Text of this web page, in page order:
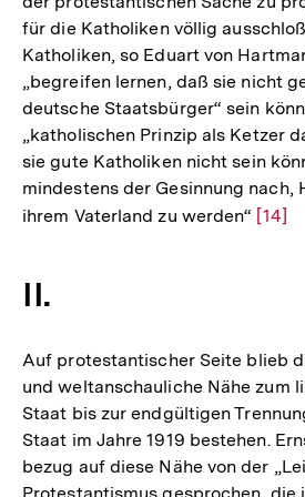
für die Katholiken völlig
Katholiken, so Eduart von
„begreifen lernen, daß sie nicht
deutsche Staatsbürger“ sein
„katholischen Prinzip als Ketzer
sie gute Katholiken nicht sein
mindestens der Gesinnung nach,
ihrem Vaterland zu werden“ Zur
[14]
II.
Auf protestantischer Seite blieb
und weltanschauliche Nähe zum
Staat bis zur endgültigen
Staat im Jahre 1919 bestehen.
bezug auf diese Nähe von der
Protestantismus gesprochen, die